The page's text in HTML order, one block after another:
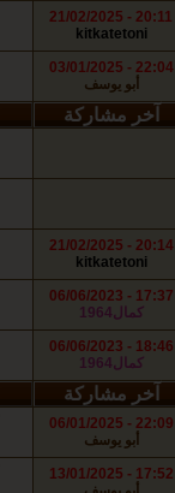
20:11 - 21/02/2025
kitkatetoni
22:04 - 03/01/2025
أبو يوسف
آخر مشاركة
20:14 - 21/02/2025
kitkatetoni
17:37 - 06/06/2023
كمال1964
18:46 - 06/06/2023
كمال1964
آخر مشاركة
22:09 - 06/01/2025
أبو يوسف
17:52 - 13/01/2025